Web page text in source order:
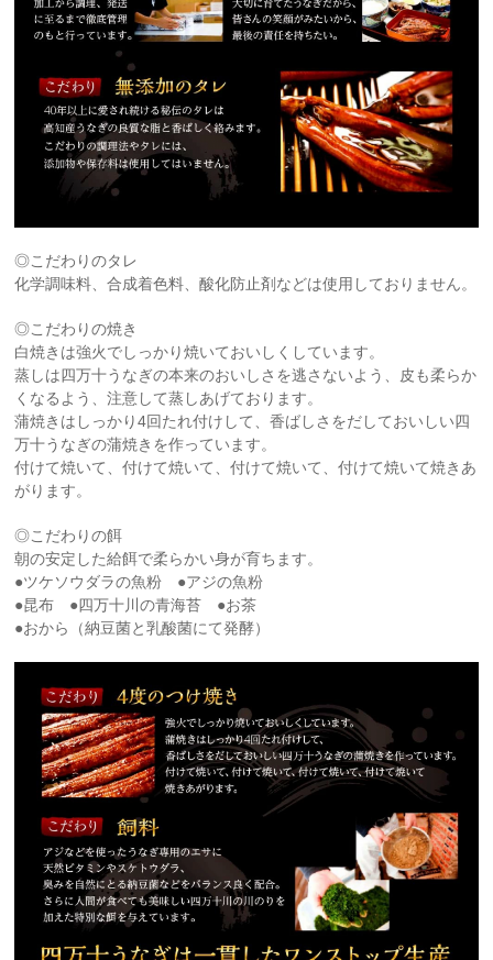
◎こだわりのタレ
化学調味料、合成着色料、酸化防止剤などは使用しておりません。
◎こだわりの焼き
白焼きは強火でしっかり焼いておいしくしています。
蒸しは四万十うなぎの本来のおいしさを逃さないよう、皮も柔らか
くなるよう、注意して蒸しあげております。
蒲焼きはしっかり4回たれ付けして、香ばしさをだしておいしい四
万十うなぎの蒲焼きを作っています。
付けて焼いて、付けて焼いて、付けて焼いて、付けて焼いて焼きあ
がります。
◎こだわりの餌
朝の安定した給餌で柔らかい身が育ちます。
●ツケソウダラの魚粉 ●アジの魚粉
●昆布 ●四万十川の青海苔 ●お茶
●おから（納豆菌と乳酸菌にて発酵）